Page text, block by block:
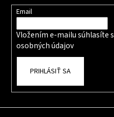
Email
Vložením e-mailu súhlasíte s
osobných údajov
PRIHLÁSIŤ SA